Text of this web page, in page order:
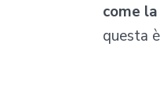
come
questa